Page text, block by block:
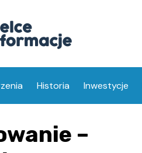
Historia Inwestycje
–